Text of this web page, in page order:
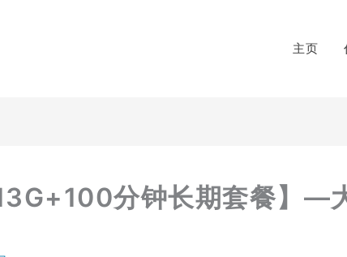
主页
分钟长期套餐】—